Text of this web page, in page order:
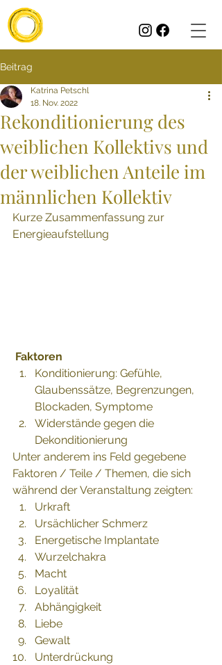
Beitrag
Rekonditionierung des
weiblichen Kollektivs und
der weiblichen Anteile im
männlichen Kollektiv
Katrina Petschl
18. Nov. 2022
Kurze Zusammenfassung zur
Energieaufstellung
Faktoren
Konditionierung: Gefühle,
Glaubenssätze, Begrenzungen,
Blockaden, Symptome
Widerstände gegen die
Dekonditionierung
Unter anderem ins Feld gegebene
Faktoren / Teile / Themen, die sich
während der Veranstaltung zeigten:
Urkraft
Ursächlicher Schmerz
Energetische Implantate
Wurzelchakra
Macht
Loyalität
Abhängigkeit
Liebe
Gewalt
Unterdrückung